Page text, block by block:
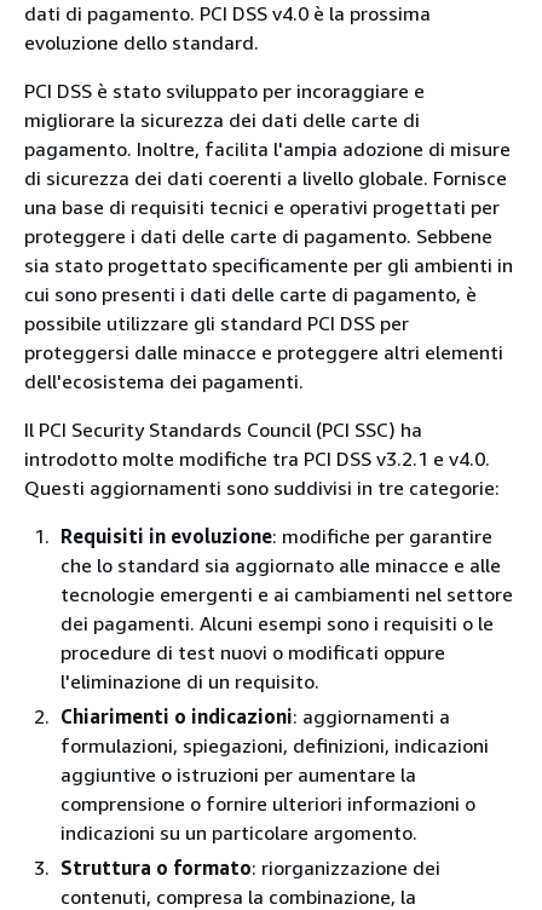
dati di pagamento. PCI DSS v4.0 è la prossima
evoluzione dello standard.
PCI DSS è stato sviluppato per incoraggiare e
migliorare la sicurezza dei dati delle carte di
pagamento. Inoltre, facilita l'ampia adozione di misure
di sicurezza dei dati coerenti a livello globale. Fornisce
una base di requisiti tecnici e operativi progettati per
proteggere i dati delle carte di pagamento. Sebbene
sia stato progettato specificamente per gli ambienti in
cui sono presenti i dati delle carte di pagamento, è
possibile utilizzare gli standard PCI DSS per
proteggersi dalle minacce e proteggere altri elementi
dell'ecosistema dei pagamenti.
Il PCI Security Standards Council (PCI SSC) ha
introdotto molte modifiche tra PCI DSS v3.2.1 e v4.0.
Questi aggiornamenti sono suddivisi in tre categorie:
Requisiti in evoluzione: modifiche per garantire
che lo standard sia aggiornato alle minacce e alle
tecnologie emergenti e ai cambiamenti nel settore
dei pagamenti. Alcuni esempi sono i requisiti o le
procedure di test nuovi o modificati oppure
l'eliminazione di un requisito.
Chiarimenti o indicazioni: aggiornamenti a
formulazioni, spiegazioni, definizioni, indicazioni
aggiuntive o istruzioni per aumentare la
comprensione o fornire ulteriori informazioni o
indicazioni su un particolare argomento.
Struttura o formato: riorganizzazione dei
contenuti, compresa la combinazione, la